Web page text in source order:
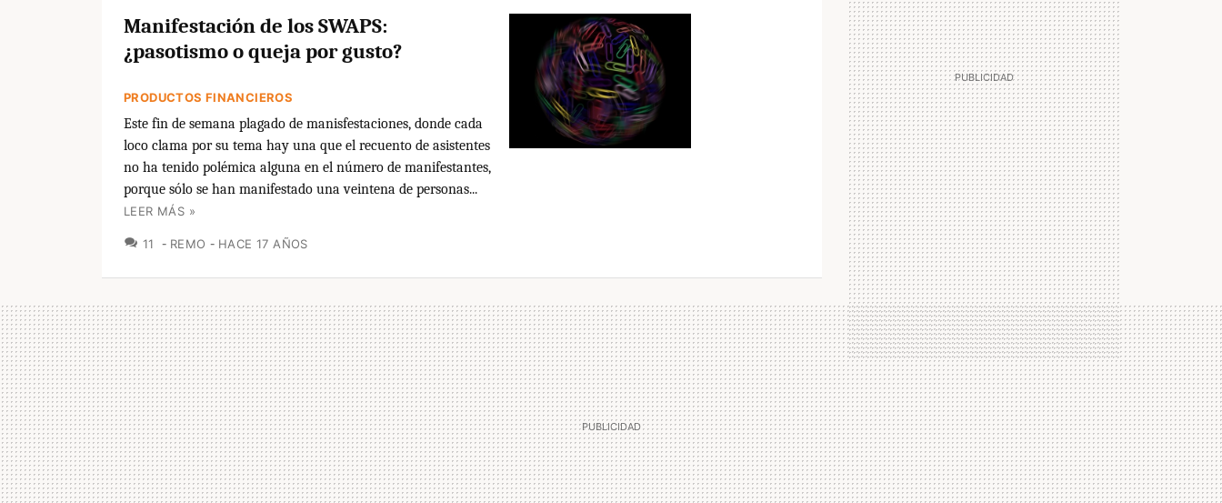
Manifestación de los SWAPS:
¿pasotismo o queja por gusto?
PRODUCTOS FINANCIEROS
Este fin de semana plagado de manisfestaciones, donde cada
loco clama por su tema hay una que el recuento de asistentes
no ha tenido polémica alguna en el número de manifestantes,
porque sólo se han manifestado una veintena de personas...
LEER MÁS »
11 COMENTARIOS
REMO HACE 17 AÑOS